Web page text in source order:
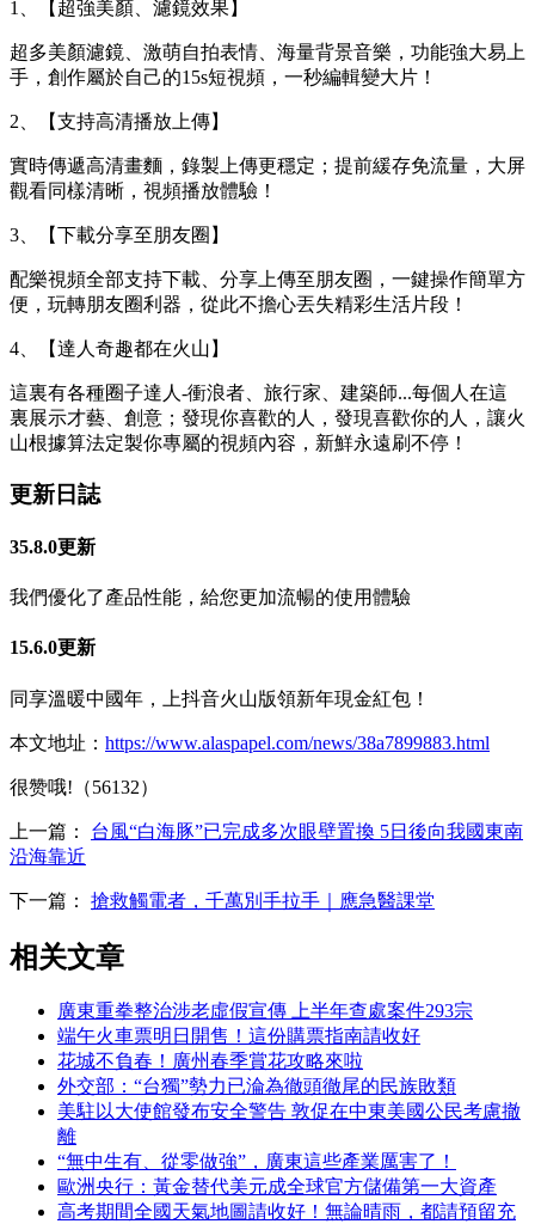
1、【超強美顏、濾鏡效果】
超多美顏濾鏡、激萌自拍表情、海量背景音樂，功能強大易上
手，創作屬於自己的15s短視頻，一秒編輯變大片！
2、【支持高清播放上傳】
實時傳遞高清畫麵，錄製上傳更穩定；提前緩存免流量，大屏
觀看同樣清晰，視頻播放體驗！
3、【下載分享至朋友圈】
配樂視頻全部支持下載、分享上傳至朋友圈，一鍵操作簡單方
便，玩轉朋友圈利器，從此不擔心丟失精彩生活片段！
4、【達人奇趣都在火山】
這裏有各種圈子達人-衝浪者、旅行家、建築師...每個人在這
裏展示才藝、創意；發現你喜歡的人，發現喜歡你的人，讓火
山根據算法定製你專屬的視頻內容，新鮮永遠刷不停！
更新日誌
35.8.0更新
我們優化了產品性能，給您更加流暢的使用體驗
15.6.0更新
同享溫暖中國年，上抖音火山版領新年現金紅包！
本文地址： https://www.alaspapel.com/news/38a7899883.html
很赞哦!（56132）
上一篇： 台風“白海豚”已完成多次眼壁置換 5日後向我國東南
沿海靠近
下一篇： 搶救觸電者，千萬別手拉手｜應急醫課堂
相关文章
廣東重拳整治涉老虛假宣傳 上半年查處案件293宗
端午火車票明日開售！這份購票指南請收好
花城不負春！廣州春季賞花攻略來啦
外交部：“台獨”勢力已淪為徹頭徹尾的民族敗類
美駐以大使館發布安全警告 敦促在中東美國公民考慮撤
離
“無中生有、從零做強”，廣東這些產業厲害了！
歐洲央行：黃金替代美元成全球官方儲備第一大資產
高考期間全國天氣地圖請收好！無論晴雨，都請預留充